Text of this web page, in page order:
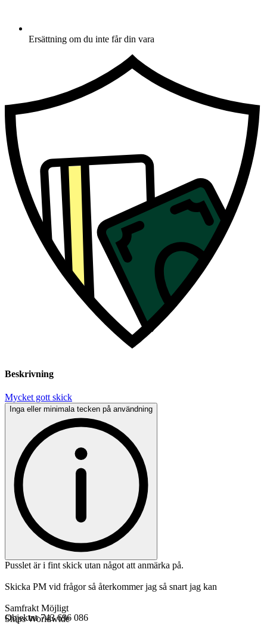
Ersättning om du inte får din vara
Beskrivning
Mycket gott skick
Inga eller minimala tecken på användning
Pusslet är i fint skick utan något att anmärka på.
Skicka PM vid frågor så återkommer jag så snart jag kan
Samfrakt Möjligt
Ships Worldwide
Objektnr 743 696 086